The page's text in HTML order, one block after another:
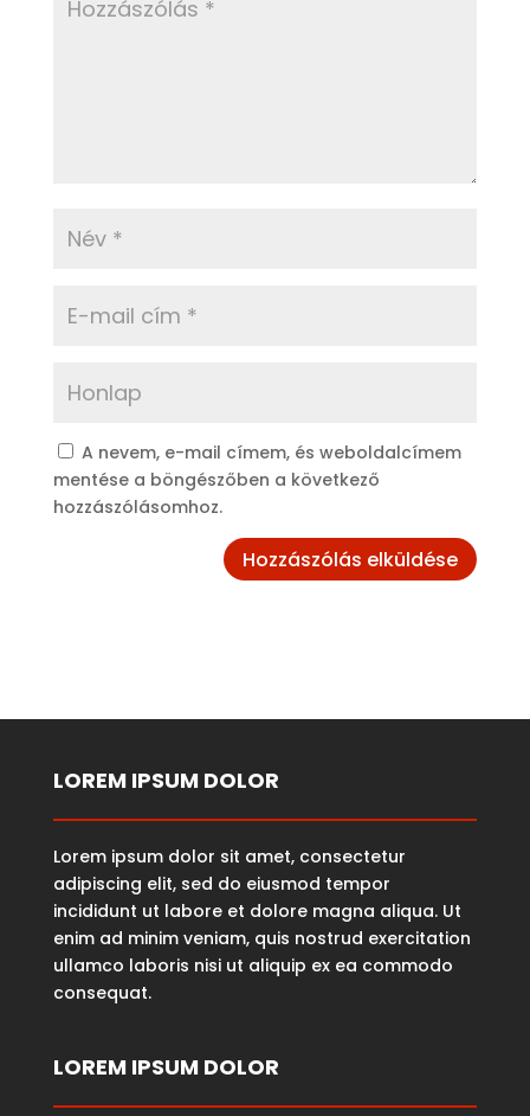
A nevem, e-mail címem, és weboldalcímem
mentése a böngészőben a következő
hozzászólásomhoz.
LOREM IPSUM DOLOR
Lorem ipsum dolor sit amet, consectetur
adipiscing elit, sed do eiusmod tempor
incididunt ut labore et dolore magna aliqua. Ut
enim ad minim veniam, quis nostrud exercitation
ullamco laboris nisi ut aliquip ex ea commodo
consequat.
LOREM IPSUM DOLOR